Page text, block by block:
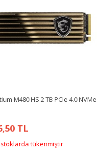
M480 HS 2 TB PCIe 4.0 NVMe
TL
tükenmiştir